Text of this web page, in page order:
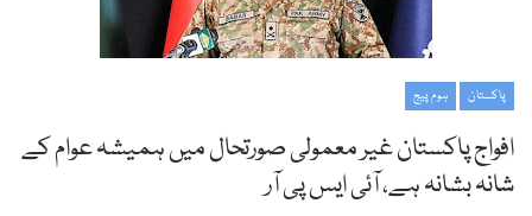
پاکستان ہوم پیج
افواج پاکستان غیر معمولی صورتحال میں ہمیشہ عوام کے
شانہ بشانہ ہے، آئی ایس پی آر